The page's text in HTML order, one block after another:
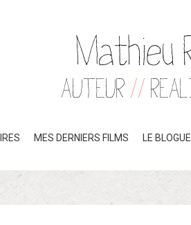
MES DERNIERS FILMS LE BLOGUE